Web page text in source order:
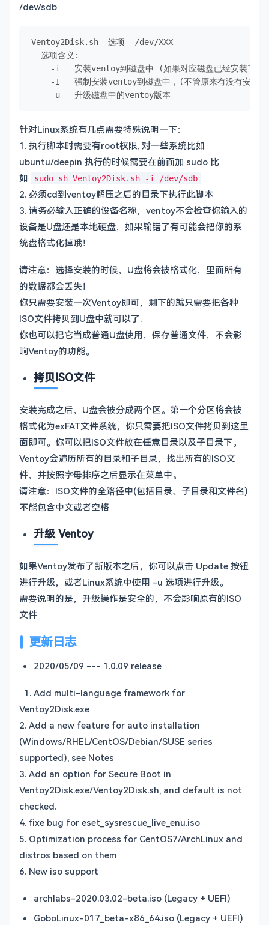
/dev/sdb
Ventoy2Disk.sh  选项  /dev/XXX
  选项含义:
-i   安装ventoy到磁盘中 (如果对应磁盘已经安装了
-I   强制安装ventoy到磁盘中，(不管原来有没有安装
针对Linux系统有几点需要特殊说明一下：
1. 执行脚本时需要有root权限, 对一些系统比如
ubuntu/deepin 执行的时候需要在前面加 sudo 比
如
sudo sh Ventoy2Disk.sh -i /dev/sdb
2. 必须cd到ventoy解压之后的目录下执行此脚本
3. 请务必输入正确的设备名称，ventoy不会检查你输入的
设备是U盘还是本地硬盘，如果输错了有可能会把你的系
统盘格式化掉哦！
请注意：选择安装的时候，U盘将会被格式化，里面所有
的数据都会丢失！
你只需要安装一次Ventoy即可，剩下的就只需要把各种
ISO文件拷贝到U盘中就可以了.
你也可以把它当成普通U盘使用，保存普通文件，不会影
响Ventoy的功能。
拷贝ISO文件
安装完成之后，U盘会被分成两个区。第一个分区将会被
格式化为exFAT文件系统，你只需要把ISO文件拷贝到这里
面即可。你可以把ISO文件放在任意目录以及子目录下。
Ventoy会遍历所有的目录和子目录，找出所有的ISO文
件，并按照字母排序之后显示在菜单中。
请注意：ISO文件的全路径中(包括目录、子目录和文件名)
不能包含中文或者空格
升级 Ventoy
如果Ventoy发布了新版本之后，你可以点击 Update 按钮
进行升级，或者Linux系统中使用 -u 选项进行升级。
需要说明的是，升级操作是安全的，不会影响原有的ISO
文件
更新日志
2020/05/09 --- 1.0.09 release
1. Add multi-language framework for
Ventoy2Disk.exe
2. Add a new feature for auto installation
(Windows/RHEL/CentOS/Debian/SUSE series
supported), see Notes
3. Add an option for Secure Boot in
Ventoy2Disk.exe/Ventoy2Disk.sh, and default is not
checked.
4. fixe bug for eset_sysrescue_live_enu.iso
5. Optimization process for CentOS7/ArchLinux and
distros based on them
6. New iso support
archlabs-2020.03.02-beta.iso (Legacy + UEFI)
GoboLinux-017_beta-x86_64.iso (Legacy + UEFI)